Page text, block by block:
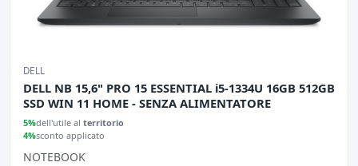
DELL
DELL NB 15,6" PRO 15 ESSENTIAL i5-1334U 16GB 512GB
SSD WIN 11 HOME - SENZA ALIMENTATORE
5%dell'utile al territorio
4%sconto applicato
NOTEBOOK